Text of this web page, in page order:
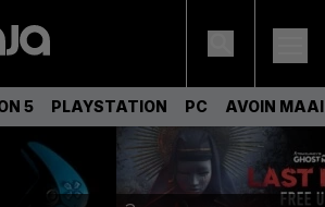
5 PLAYSTATION PC AVOIN